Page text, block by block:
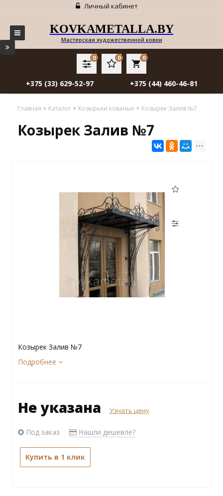
Личный кабинет
KOVKAMETALLA.BY
Мастерская художественной ковки
local_grocery_store
0
0
0
+375 (33) 629-52-97 +375 (44) 460-46-81
Главная Каталог Козырьки кованые Козырек Залив №7
Козырек Залив №7
Козырек Залив №7
Подробнее
Не указана Узнать цену
Под заказ Нашли дешевле?
Купить в 1 клик